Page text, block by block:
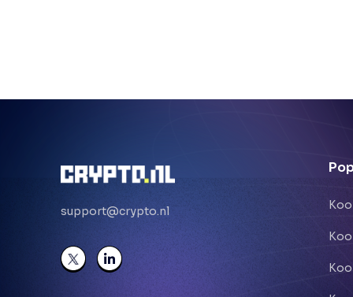
support@crypto.nl